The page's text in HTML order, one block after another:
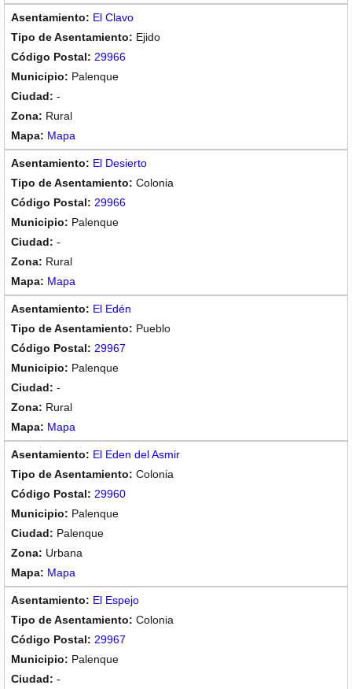
El Clavo
Ejido
29966
Palenque
-
Rural
Mapa
El Desierto
Colonia
29966
Palenque
-
Rural
Mapa
El Edén
Pueblo
29967
Palenque
-
Rural
Mapa
El Eden del Asmir
Colonia
29960
Palenque
Palenque
Urbana
Mapa
El Espejo
Colonia
29967
Palenque
-